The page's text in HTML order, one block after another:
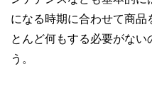
になる時期に合わせて商
とんど何もする必要がない
う。